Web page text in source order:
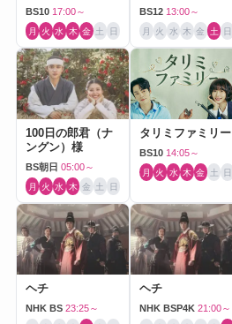
BS10 17:00～
月 火 水 木 金 土 日
BS12 13:00～
月 火 水 木 金 土 日
100日の郎君（ナ
ングン）様
BS朝日 05:00～
月 火 水 木 金 土 日
タリミファミリー
BS10 14:05～
月 火 水 木 金 土 日
ヘチ
NHK BS 23:25～
ヘチ
NHK BSP4K 21:00～